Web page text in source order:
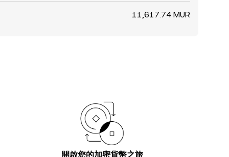
11,617.74 MUR
開啟您的加密貨幣之旅